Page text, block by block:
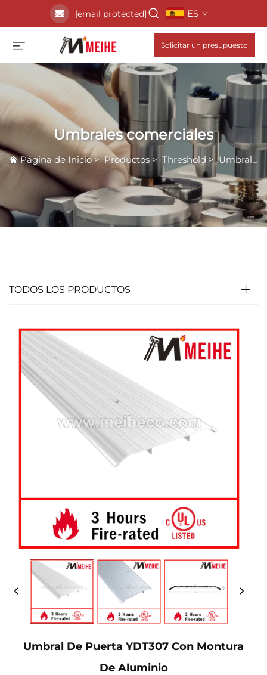
[email protected] ES
Solicitar un presupuesto
Umbrales comerciales
Página de Inicio>Productos > Threshold >Umbrales comerciales
TODOS LOS PRODUCTOS
Umbral De Puerta YDT307 Con Montura
De Aluminio